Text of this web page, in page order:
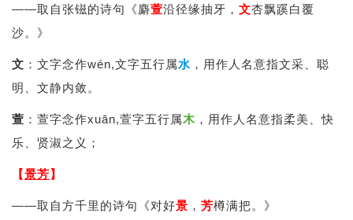
——取自张镃的诗句《麝萱沿径缘抽牙， 文杏飘蹊白覆
沙。》
文 ：文字念作wén,文字五行属水 ，用作人名意指文采、聪
明、文静内敛。
萱 ：萱字念作xuān,萱字五行属木 ，用作人名意指柔美、快
乐、贤淑之义；
【景芳】
——取自方千里的诗句《对好景 ， 芳樽满把。》